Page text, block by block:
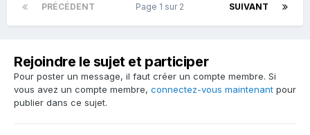
PRÉCÉDENT SUIVANT
Page 1 sur 2
Rejoindre le sujet et participer
Pour poster un message, il faut créer un compte membre. Si
vous avez un compte membre, connectez-vous maintenant pour
publier dans ce sujet.